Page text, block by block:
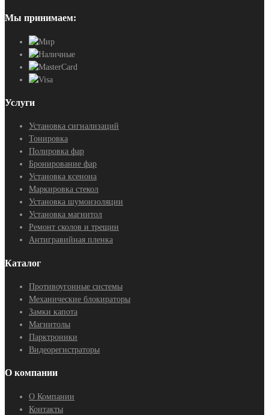
Мы принимаем:
Услуги
Установка сигнализаций
Тонировка
Полировка фар
Бронирование фар
Установка ксенона
Маркировка стекол
Установка шумоизоляции
Установка магнитол
Ремонт сколов и трещин
Антигравийная пленка
Каталог
Противоугонные системы
Механические блокираторы
Замки капота
Магнитолы
Парктроники
Видеорегистраторы
О компании
О Компании
Контакты